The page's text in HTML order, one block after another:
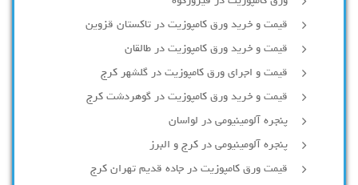
قیمت و خرید ورق کامپوزیت در تاکستان قزوین
قیمت و خرید ورق کامپوزیت در طالقان
قیمت و اجرای ورق کامپوزیت در گلشهر کرج
قیمت و خرید ورق کامپوزیت در گوهردشت کرج
پنجره آلومینیومی در لواسان
پنجره آلومینیومی در کرج و البرز
قیمت ورق کامپوزیت در جاده قدیم تهران کرج